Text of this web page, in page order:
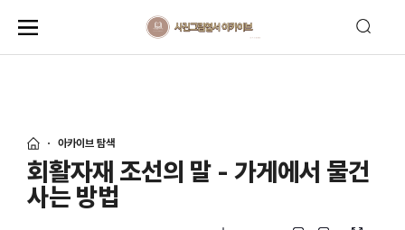
아카이브 탐색
회활자재 조선의 말 - 가게에서 물건
사는 방법